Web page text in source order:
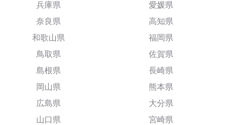
兵庫県
奈良県
和歌山県
鳥取県
島根県
岡山県
広島県
山口県
愛媛県
高知県
福岡県
佐賀県
長崎県
熊本県
大分県
宮崎県